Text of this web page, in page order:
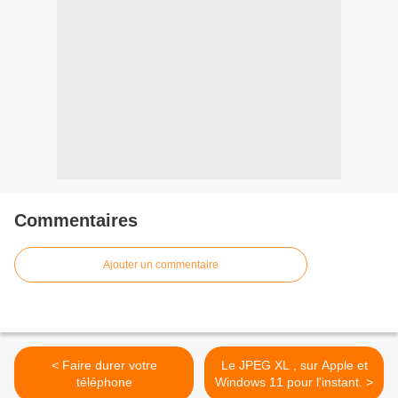
Commentaires
Ajouter un commentaire
< Faire durer votre
téléphone
Le JPEG XL , sur Apple et
Windows 11 pour l'instant. >